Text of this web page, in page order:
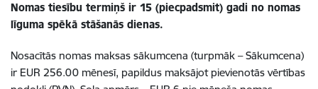
Nomas tiesību termiņš ir 15 (piecpadsmit) gadi no nomas
līguma spēkā stāšanās dienas.
Nosacītās nomas maksas sākumcena (turpmāk – Sākumcena)
ir EUR 256.00 mēnesī, papildus maksājot pievienotās vērtības